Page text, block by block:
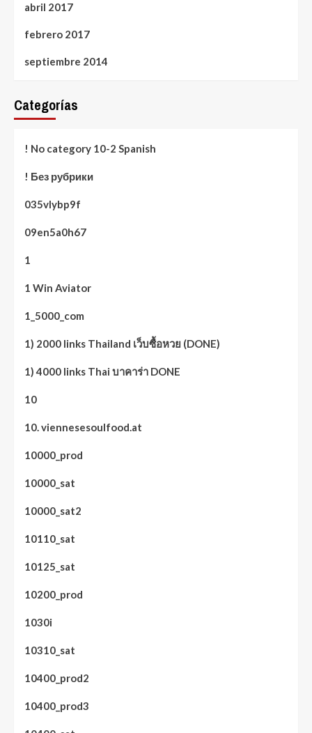
abril 2017
febrero 2017
septiembre 2014
Categorías
! No category 10-2 Spanish
! Без рубрики
035vlybp9f
09en5a0h67
1
1 Win Aviator
1_5000_com
1) 2000 links Thailand เว็บซื้อหวย (DONE)
1) 4000 links Thai บาคาร่า DONE
10
10. viennesesoulfood.at
10000_prod
10000_sat
10000_sat2
10110_sat
10125_sat
10200_prod
1030i
10310_sat
10400_prod2
10400_prod3